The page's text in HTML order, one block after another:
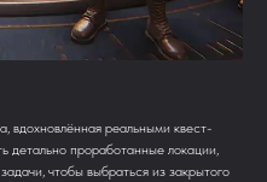
вдохновлённая реальными квест-
детально проработанные локации,
чтобы выбраться из закрытого